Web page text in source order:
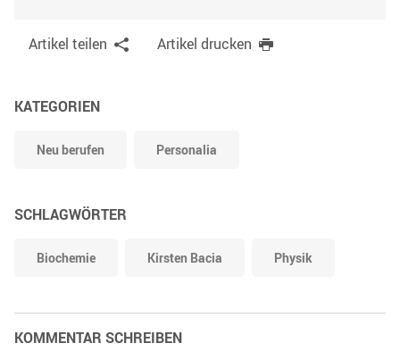
Artikel teilen Artikel drucken
KATEGORIEN
Neu berufen Personalia
SCHLAGWÖRTER
Biochemie Kirsten Bacia Physik
KOMMENTAR SCHREIBEN